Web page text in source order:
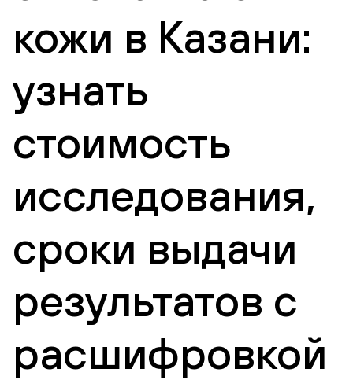
кожи в Казани:
узнать
стоимость
исследования,
сроки выдачи
результатов с
расшифровкой